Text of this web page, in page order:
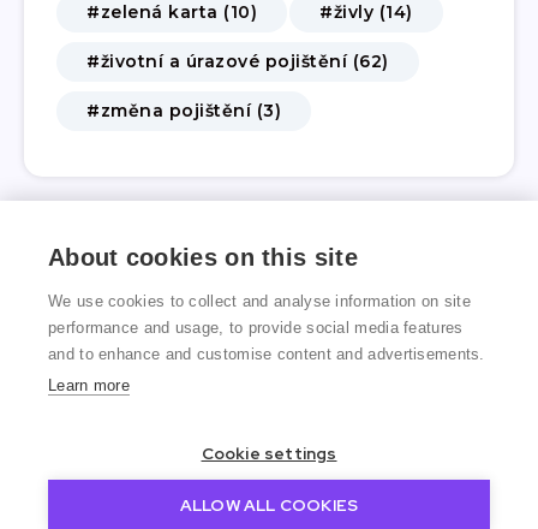
#zelená karta (10) #živly (14)
#životní a úrazové pojištění (62)
#změna pojištění (3)
About cookies on this site
We use cookies to collect and analyse information on site
performance and usage, to provide social media features
and to enhance and customise content and advertisements.
Learn more
Cookie settings
ALLOW ALL COOKIES